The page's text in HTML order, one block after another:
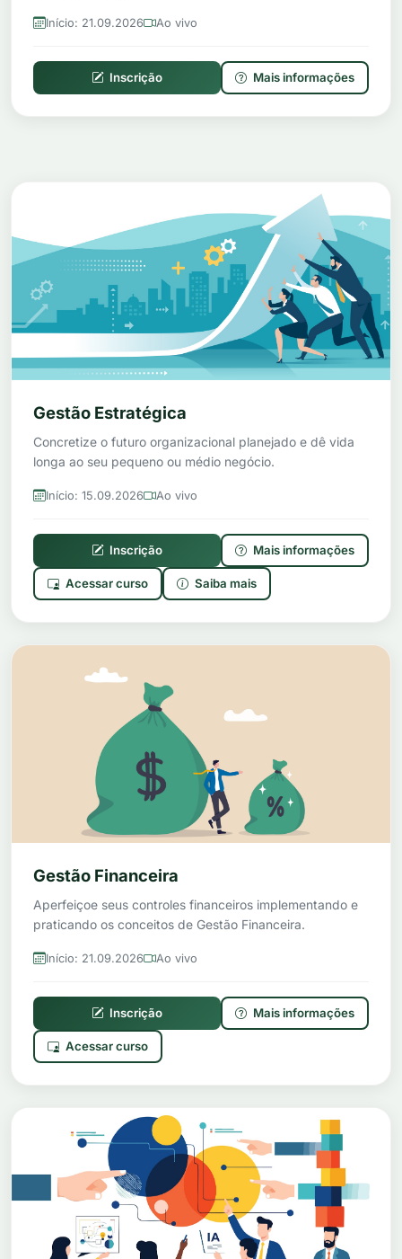
Início: 21.09.2026 Ao vivo
Inscrição Mais informações
Gestão Estratégica
Concretize o futuro organizacional planejado e dê vida
longa ao seu pequeno ou médio negócio.
Início: 15.09.2026 Ao vivo
Inscrição Mais informações
Acessar curso Saiba mais
Gestão Financeira
Aperfeiçoe seus controles financeiros implementando e
praticando os conceitos de Gestão Financeira.
Início: 21.09.2026 Ao vivo
Inscrição Mais informações
Acessar curso